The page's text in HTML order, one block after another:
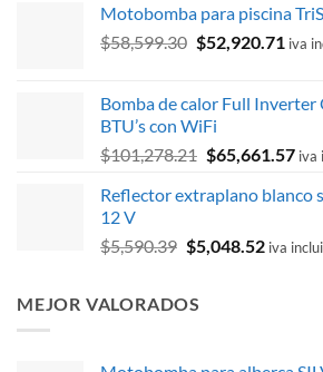
Motobomba para piscina
$58,599.30 El
era:
$58,599.30.
$52,920.71 El
es:
iva
Bomba de calor Full Inverter
BTU’s con WiFi
$101,278.21 El
original
$101,278.21.
$65,661.57Eliva
Reflector extraplano blanco
12 V
$5,590.39 El
era:
$5,048.52Eliva
MEJOR VALORADOS